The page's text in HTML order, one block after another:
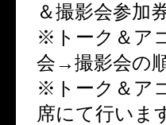
＆撮影会参加
※トーク＆ア
会→撮影会の
※トーク＆ア
席にて行いま